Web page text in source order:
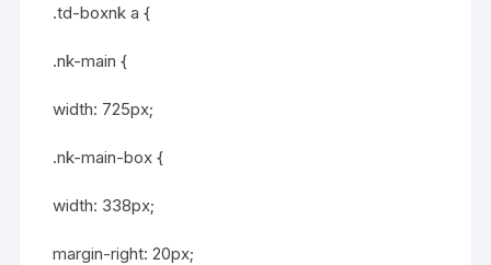
.td-boxnk a {
.nk-main {
width: 725px;
.nk-main-box {
width: 338px;
margin-right: 20px;